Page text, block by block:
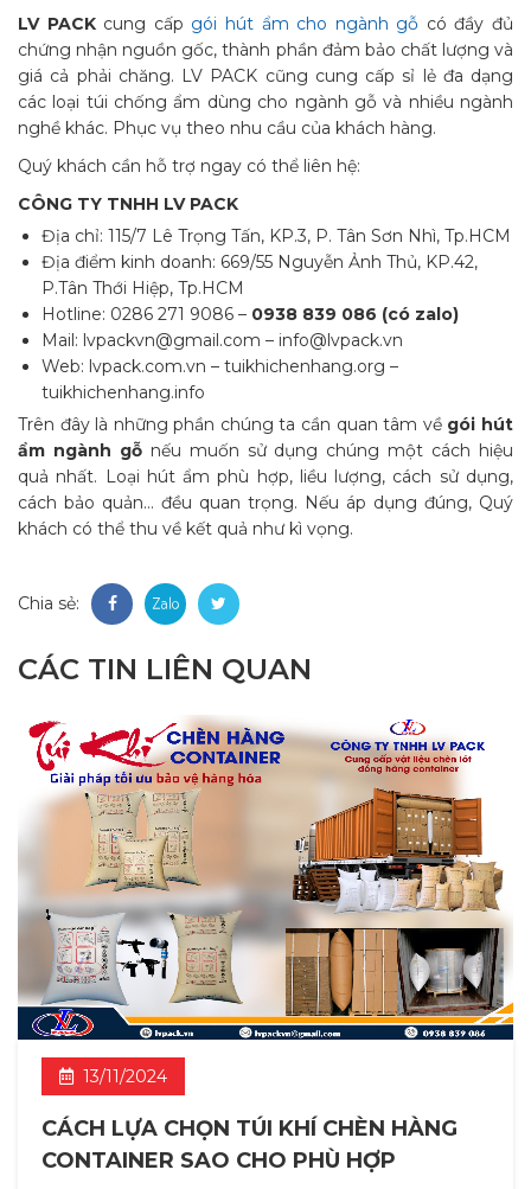
LV PACKcung cấp gói hút ẩm cho ngành gỗ có đầy đủ
chứng nhận nguồn gốc, thành phần đảm bảo chất lượng và
giá cả phải chăng. LV PACK cũng cung cấp sỉ lẻ đa dạng
các loại túi chống ẩm dùng cho ngành gỗ và nhiều ngành
nghề khác. Phục vụ theo nhu cầu của khách hàng.
Quý khách cần hỗ trợ ngay có thể liên hệ:
CÔNG TY TNHH LV PACK
Địa chỉ: 115/7 Lê Trọng Tấn, KP.3, P. Tân Sơn Nhì, Tp.HCM
Địa điểm kinh doanh: 669/55 Nguyễn Ảnh Thủ, KP.42,
P.Tân Thới Hiệp, Tp.HCM
Hotline: 0286 271 9086 – 0938 839 086 (có zalo)
Mail: lvpackvn@gmail.com – info@lvpack.vn
Web: lvpack.com.vn – tuikhichenhang.org –
tuikhichenhang.info
Trên đây là những phần chúng ta cần quan tâm về gói hút
ẩm ngành gỗnếu muốn sử dụng chúng một cách hiệu
quả nhất. Loại hút ẩm phù hợp, liều lượng, cách sử dụng,
cách bảo quản… đều quan trọng. Nếu áp dụng đúng, Quý
khách có thể thu về kết quả như kì vọng.
Chia sẻ:
CÁC TIN LIÊN QUAN
13/11/2024
CÁCH LỰA CHỌN TÚI KHÍ CHÈN HÀNG
CONTAINER SAO CHO PHÙ HỢP